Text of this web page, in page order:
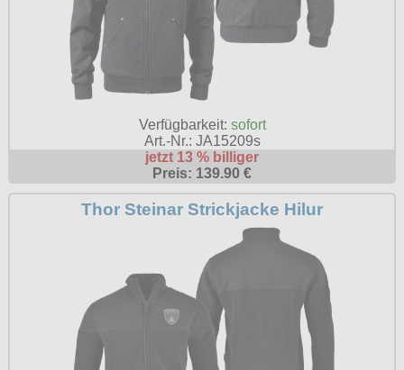
Verfügbarkeit: sofort
Art.-Nr.: JA15209s
jetzt 13 % billiger
Preis: 139.90 €
Thor Steinar Strickjacke Hilur